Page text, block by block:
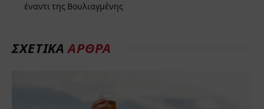
έναντι της Βουλιαγμένης
ΣΧΕΤΙΚΑΑΡΘΡΑ